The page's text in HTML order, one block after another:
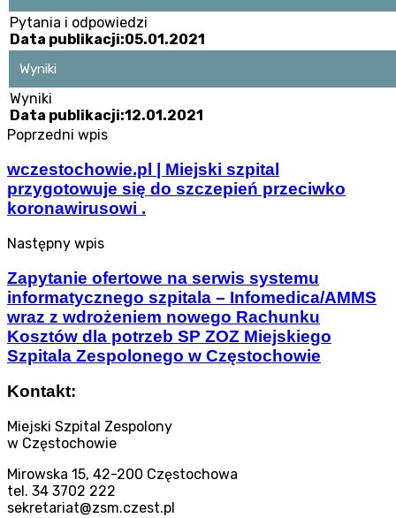
Pytania i odpowiedzi
Data publikacji:05.01.2021
Wyniki
Wyniki
Data publikacji:12.01.2021
Poprzedni wpis
wczestochowie.pl | Miejski szpital
przygotowuje się do szczepień przeciwko
koronawirusowi .
Następny wpis
Zapytanie ofertowe na serwis systemu
informatycznego szpitala – Infomedica/AMMS
wraz z wdrożeniem nowego Rachunku
Kosztów dla potrzeb SP ZOZ Miejskiego
Szpitala Zespolonego w Częstochowie
Kontakt:
Miejski Szpital Zespolony
w Częstochowie
Mirowska 15, 42-200 Częstochowa
tel. 34 3702 222
sekretariat@zsm.czest.pl